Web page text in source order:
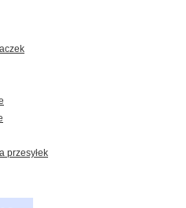
wkrótce!
przesyłek